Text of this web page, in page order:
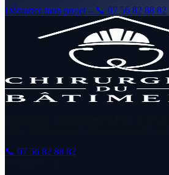
Démarrer mon projet→ 📞 07 56 82 88 82
📞 07 56 82 88 82